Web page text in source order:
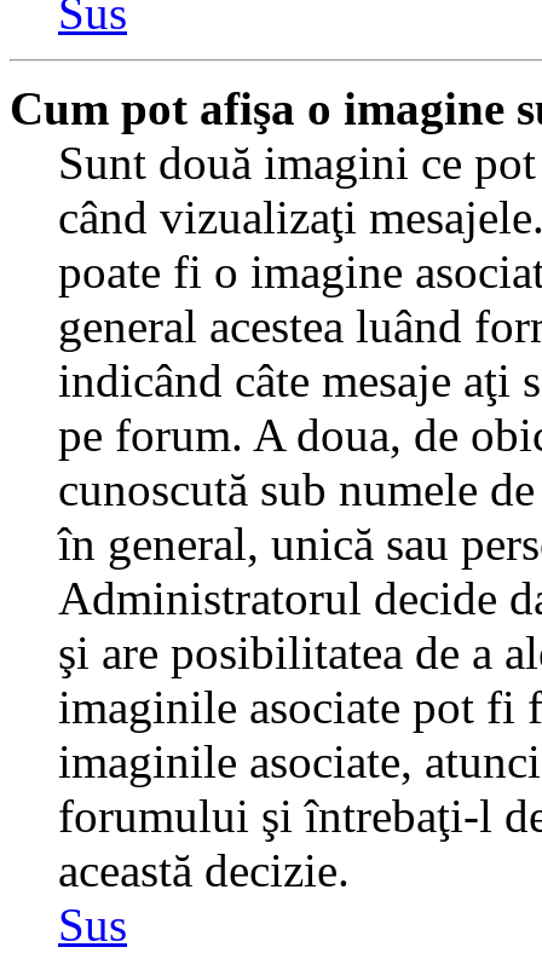
Sus
Cum pot afişa o imagine
Sunt două imagini ce
când vizualizaţi
poate fi o imagine
general acestea luând
indicând câte mesaje aţi
pe forum. A doua, de
cunoscută sub numele
în general, unică sau
Administratorul decide
şi are posibilitatea de a
imaginile asociate pot fi
imaginile asociate,
forumului şi întrebaţi-l
această decizie.
Sus